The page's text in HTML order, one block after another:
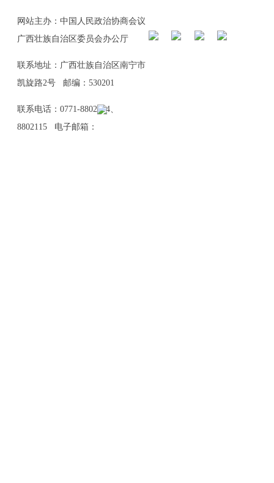
网站主办：中国人民政治协商会议
广西壮族自治区委员会办公厅
联系地址：广西壮族自治区南宁市
凯旋路2号 邮编：530201
联系电话：0771-8802114、
8802115 电子邮箱：